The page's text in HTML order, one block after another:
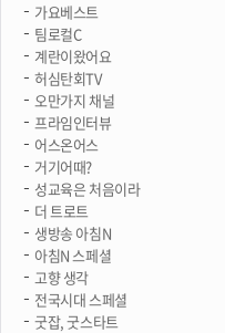
가요베스트
팀로컬C
계란이왔어요
허심탄회TV
오만가지 채널
프라임인터뷰
어스온어스
거기어때?
성교육은 처음이라
더 트로트
생방송 아침N
아침N 스페셜
고향 생각
전국시대 스페셜
굿잡, 굿스타트